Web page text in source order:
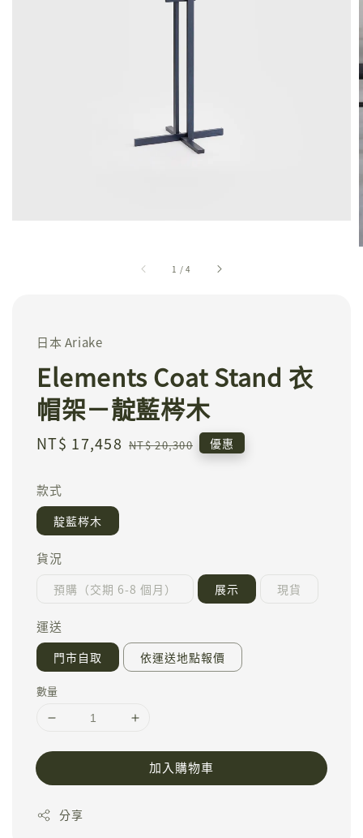
1 /4
日本 Ariake
Elements Coat Stand 衣
帽架－靛藍梣木
Sale
NT$ 17,458 Regular
NT$ 20,300 優惠
款式
靛藍梣木
貨況
預購（交期 6-8 個月） 展示 現貨
運送
門市自取 依運送地點報價
數量
加入購物車
分享